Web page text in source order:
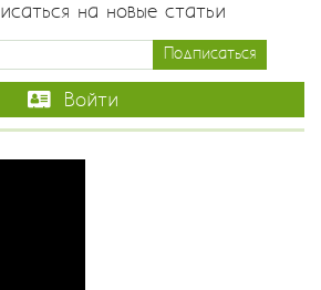
на новые статьи
Войти